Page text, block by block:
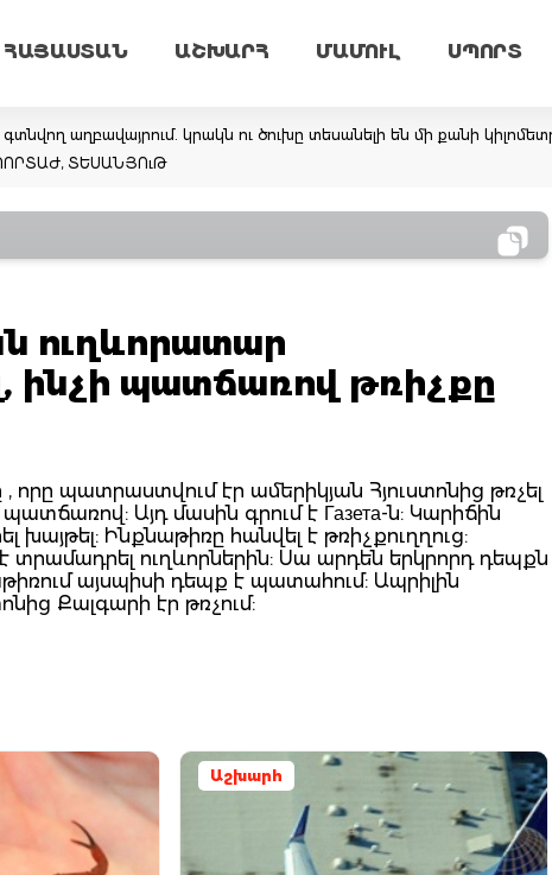
ՀԱՅԱՍՏԱՆ ԱՇԽԱՐՀ ՄԱՄՈՒԼ ՍՊՈՐՏ
աղբավայրում. կրակն ու ծուխը տեսանելի են մի քանի
ՏԵՍԱՆՅՈւԹ
ուղևորատար
ինչի պատճառով թռիչքը
պատրաստվում էր ամերիկյան Հյուստոնից թռչել
Այդ մասին գրում է Газета-ն: Կարիճին
խայթել: Ինքնաթիռը հանվել է թռիչքուղղուց:
տրամադրել ուղևորներին: Սա արդեն երկրորդ դեպքն
այսպիսի դեպք է պատահում: Ապրիլին
Քալգարի էր թռչում:
Աշխարհ